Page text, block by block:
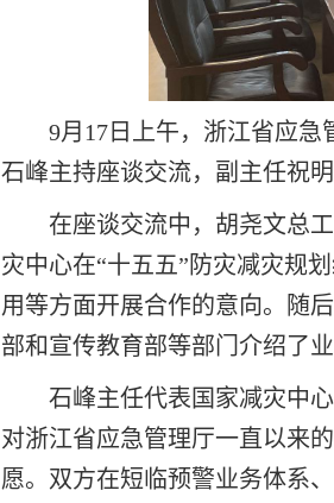
9月17日上午，浙江省应
石峰主持座谈交流，副主任祝
在座谈交流中，胡尧文总
灾中心在“十五五”防灾减灾规
用等方面开展合作的意向。随
部和宣传教育部等部门介绍了
石峰主任代表国家减灾中
对浙江省应急管理厅一直以来
愿。双方在短临预警业务体系